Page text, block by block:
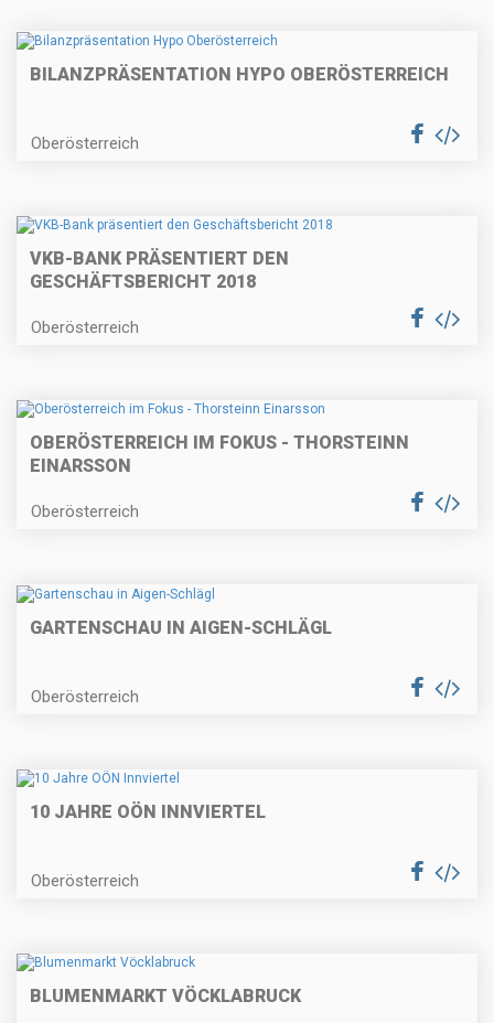
BILANZPRÄSENTATION HYPO OBERÖSTERREICH
Oberösterreich
VKB-BANK PRÄSENTIERT DEN
GESCHÄFTSBERICHT 2018
Oberösterreich
OBERÖSTERREICH IM FOKUS - THORSTEINN
EINARSSON
Oberösterreich
GARTENSCHAU IN AIGEN-SCHLÄGL
Oberösterreich
10 JAHRE OÖN INNVIERTEL
Oberösterreich
BLUMENMARKT VÖCKLABRUCK